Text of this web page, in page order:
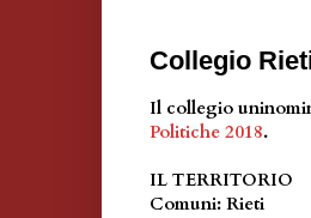
Collegio
Il collegio
Politiche 2018.
IL TERRITORIO
Comuni: Rieti